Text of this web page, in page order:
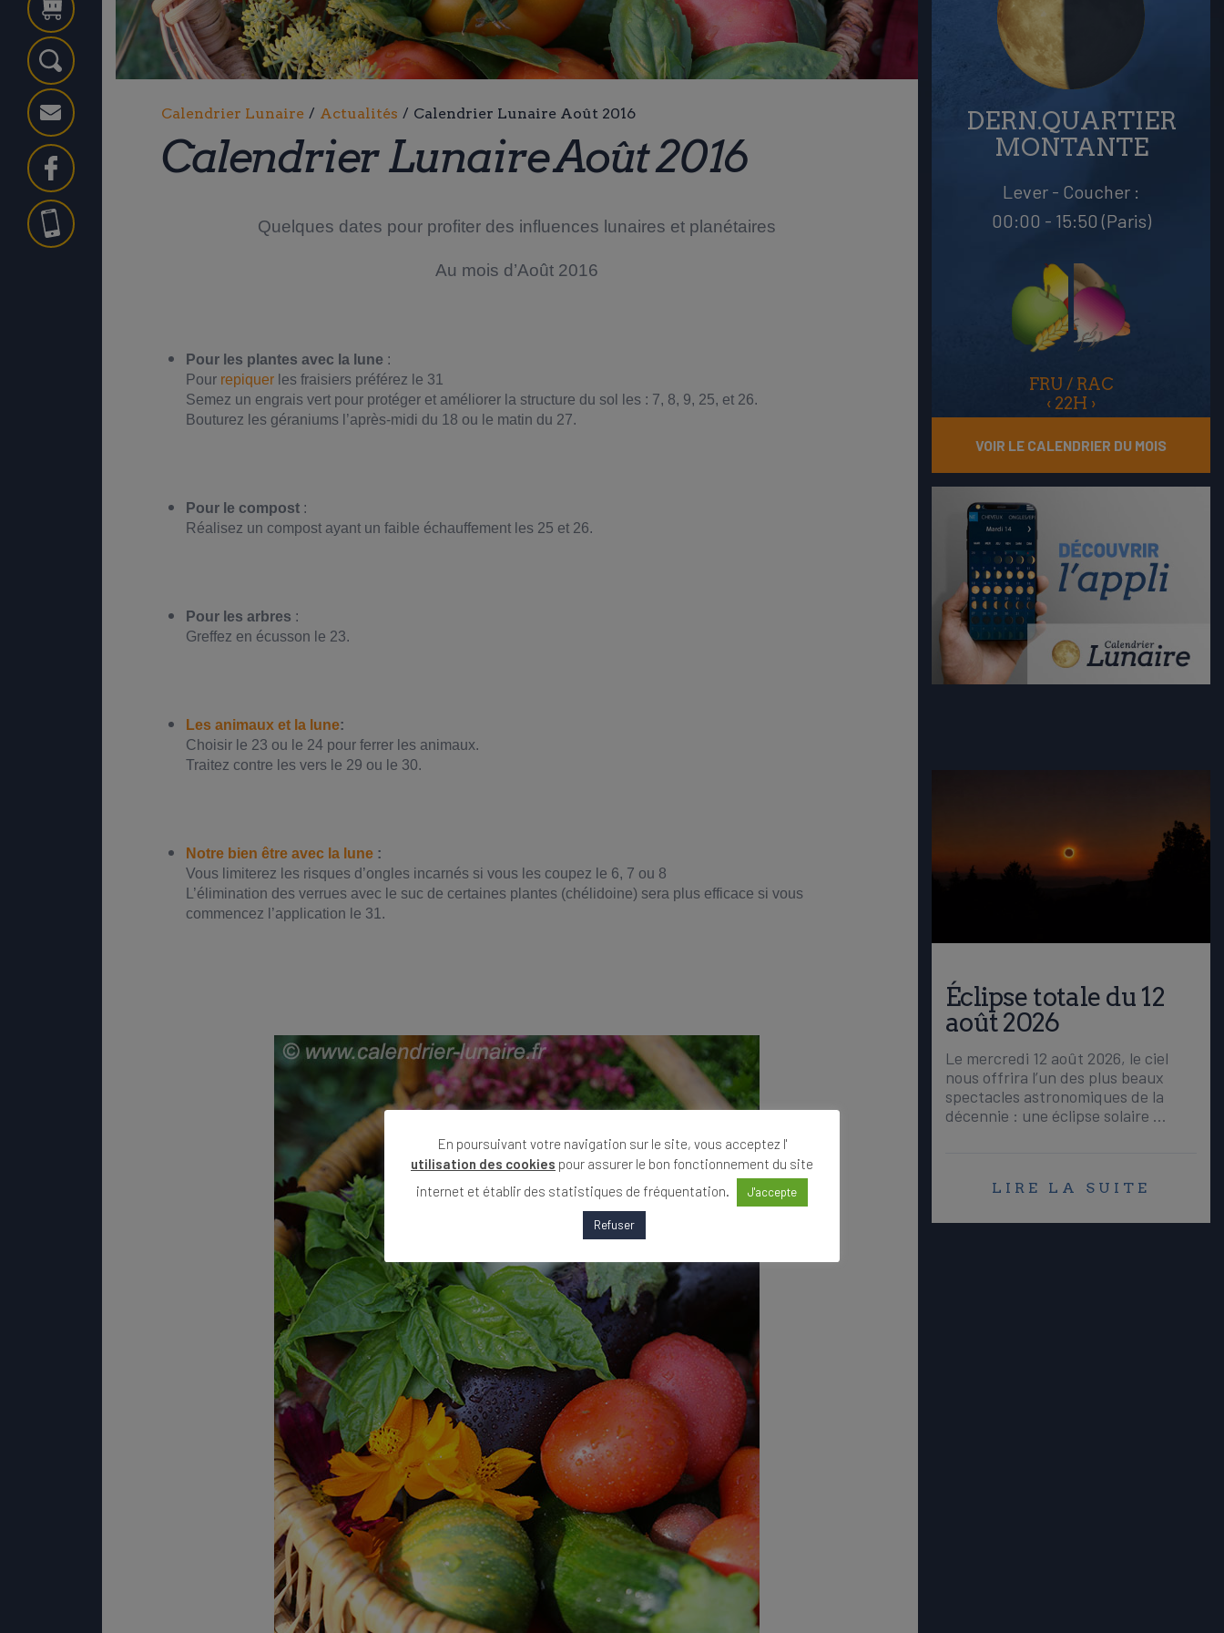
Ok
Calendrier Lunaire / Actualités / Calendrier Lunaire Août 2016
Calendrier Lunaire Août 2016
Quelques dates pour profiter des influences lunaires et planétaires
Au mois d’Août 2016
Pour les plantes avec la lune :
Pour repiquerles fraisiers préférez le 31
Semez un engrais vert pour protéger et améliorer la structure du sol les : 7, 8, 9, 25, et 26.
Bouturez les géraniums l’après-midi du 18 ou le matin du 27.
Pour le compost:
Réalisez un compost ayant un faible échauffement les 25 et 26.
Pour les arbres :
Greffez en écusson le 23.
Les animaux et la lune:
Choisir le 23 ou le 24 pour ferrer les animaux.
Traitez contre les vers le 29 ou le 30.
Notre bien être avec la lune :
Vous limiterez les risques d’ongles incarnés si vous les coupez le 6, 7 ou 8
L’élimination des verrues avec le suc de certaines plantes (chélidoine) sera plus efficace si vous
commencez l’application le 31.
DERN.QUARTIER
MONTANTE
Lever - Coucher :
00:00 - 15:50 (Paris)
FRU / RAC
‹ 22H ›
VOIR LE CALENDRIER DU MOIS
Éclipse totale du 12
août 2026
Le mercredi 12 août 2026, le ciel
nous offrira l’un des plus beaux
spectacles astronomiques de la
décennie : une éclipse solaire …
LIRE LA SUITE
En poursuivant votre navigation sur le site, vous acceptez l'
utilisation des cookies pour assurer le bon fonctionnement du site
internet et établir des statistiques de fréquentation.
J'accepte
Refuser